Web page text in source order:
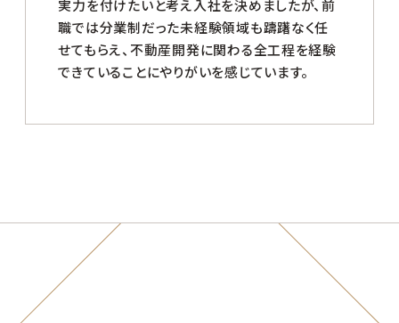
実力を付けたいと考え入社を決めましたが、前
職では分業制だった未経験領域も躊躇なく任
せてもらえ、不動産開発に関わる全工程を経験
できていることにやりがいを感じています。